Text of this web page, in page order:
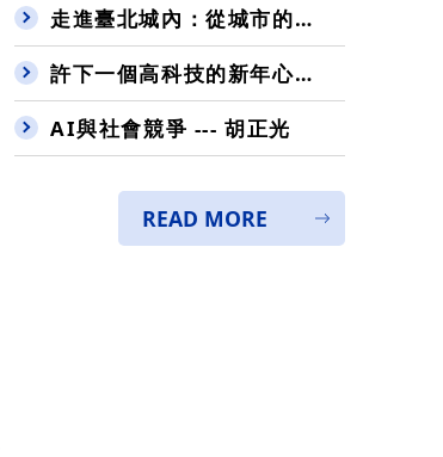
走進臺北城內：從城市的發展，看見一塊塊石頭的旅程 --- 張立鴻
許下一個高科技的新年心願 --- 楊谷洋
AI與社會競爭 --- 胡正光
READ MORE